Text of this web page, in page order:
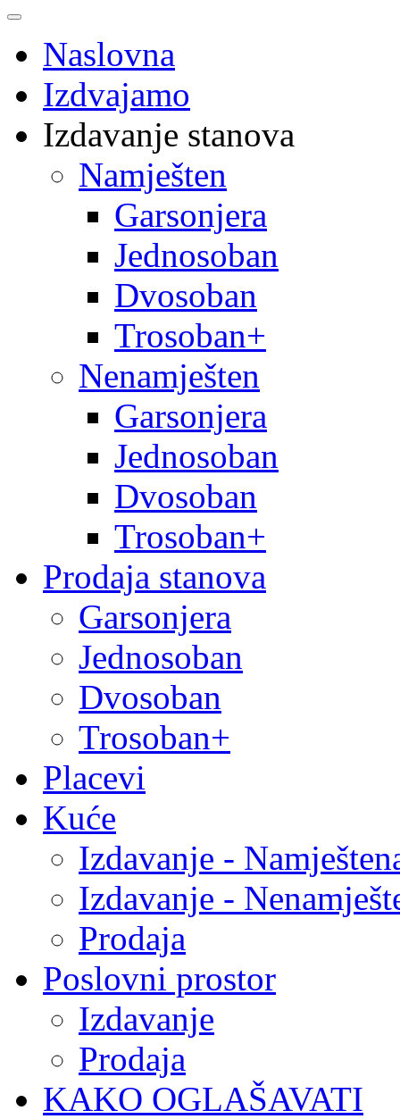
Naslovna
Izdvajamo
Izdavanje stanova
Namješten
Garsonjera
Jednosoban
Dvosoban
Trosoban+
Nenamješten
Garsonjera
Jednosoban
Dvosoban
Trosoban+
Prodaja stanova
Garsonjera
Jednosoban
Dvosoban
Trosoban+
Placevi
Kuće
Izdavanje -
Izdavanje -
Prodaja
Poslovni prostor
Izdavanje
Prodaja
KAKO OGLAŠAVATI